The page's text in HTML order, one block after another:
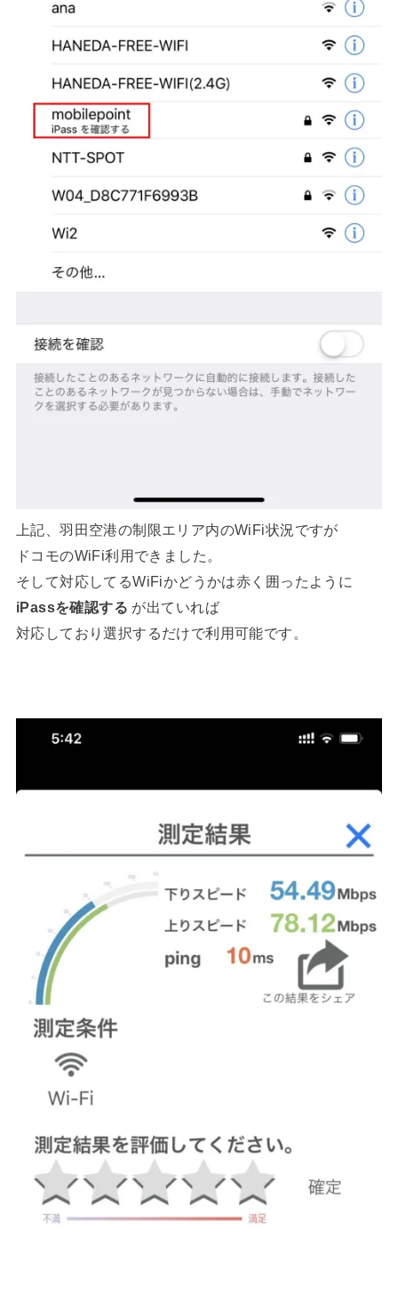
上記、羽田空港の制限エリア内のWiFi状況ですが
ドコモのWiFi利用できました。
そして対応してるWiFiかどうかは赤く囲ったように
iPassを確認する が出ていれば
対応しており選択するだけで利用可能です。